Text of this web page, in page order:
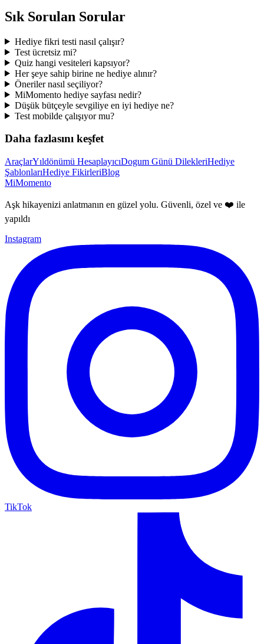
Sık Sorulan Sorular
Hediye fikri testi nasıl çalışır?
Test ücretsiz mi?
Quiz hangi vesiteleri kapsıyor?
Her şeye sahip birine ne hediye alınır?
Öneriler nasıl seçiliyor?
MiMomento hediye sayfası nedir?
Düşük bütçeyle sevgiliye en iyi hediye ne?
Test mobilde çalışıyor mu?
Daha fazlasını keşfet
AraçlarYıldönümü HesaplayıcıDogum Günü DilekleriHediye
ŞablonlarıHediye FikirleriBlog
MiMomento
Aşk hikayenizi anlatmanın en güzel yolu. Güvenli, özel ve ❤️ ile
yapıldı
Instagram
TikTok